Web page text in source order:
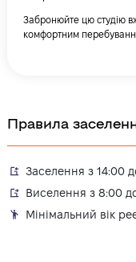
Забронюйте цю студію
комфортним
Правила
Заселення з 14:00
Виселення з 8:00
Мінімальний вік